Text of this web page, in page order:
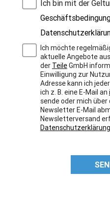
Ich bin mit der
Ich möchte
aktuelle Angebote
der TeileGmbH
Einwilligung zur
Adresse kann ich
ich z. B. eine E-Mail an
sende oder mich über
Newsletter E-Mail
Newsletterversand
Datenschutzerklärung